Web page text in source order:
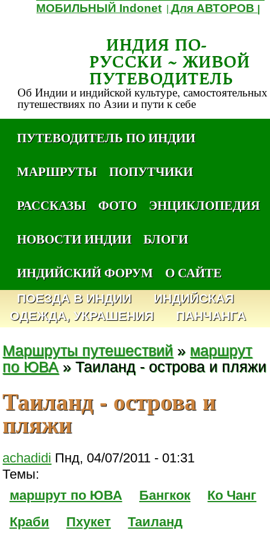
МОБИЛЬНЫЙ Indonet |Для АВТОРОВ
ИНДИЯ ПО-
РУССКИ ~ ЖИВОЙ
ПУТЕВОДИТЕЛЬ
Об Индии и индийской культуре, самостоятельных
путешествиях по Азии и пути к себе
ПУТЕВОДИТЕЛЬ ПО ИНДИИ
МАРШРУТЫ
ПОПУТЧИКИ
РАССКАЗЫ
ФОТО
ЭНЦИКЛОПЕДИЯ
НОВОСТИ ИНДИИ
БЛОГИ
ИНДИЙСКИЙ ФОРУМ
О САЙТЕ
ПОЕЗДА В ИНДИИ
ИНДИЙСКАЯ
ОДЕЖДА, УКРАШЕНИЯ
ПАНЧАНГА
Маршруты путешествий » маршрут
по ЮВА » Таиланд - острова и пляжи
Таиланд - острова и
пляжи
achadidi Пнд, 04/07/2011 - 01:31
Темы:
маршрут по ЮВА
Бангкок
Ко Чанг
Краби
Пхукет Таиланд